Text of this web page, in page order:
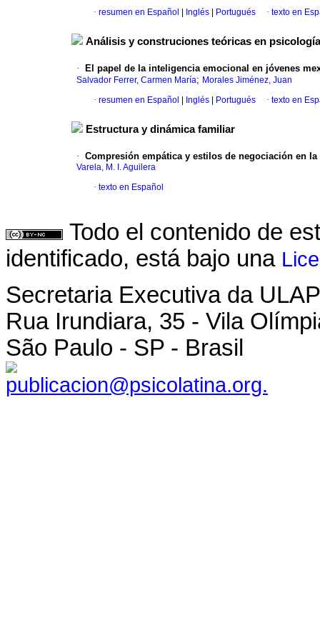
· resumen en Español Inglés Portugués · texto en
Análisis y construciones teóricas en psicología
· El papel de la inteligencia emocional en jóvenes
Salvador Ferrer, Carmen María; Morales Jiménez, Juan
· resumen en Español Inglés Portugués · texto en
Estructura y dinámica familiar
· Compresión empática y estilos de negociación en
Varela, M. I. Aguilera
· texto en Español
Todo el contenido de
identificado, está bajo una
Secretaria Executiva da
Rua Irundiara, 35 - Vila
São Paulo - SP - Brasil
publicacion@psicolatina.org.